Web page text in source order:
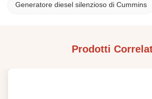
Generatore diesel silenzioso di Cummins
Prodotti